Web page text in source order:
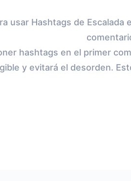
usar Hashtags de
hashtags en el primer
y evitará el desorden.